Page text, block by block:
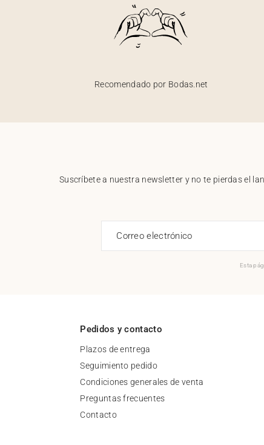
Recomendado por Bodas.net
Suscríbete a nuestra newsletter y no te pierdas el
Correo electrónico
Esta
Pedidos y contacto
Plazos de entrega
Seguimiento pedido
Condiciones generales de venta
Preguntas frecuentes
Contacto